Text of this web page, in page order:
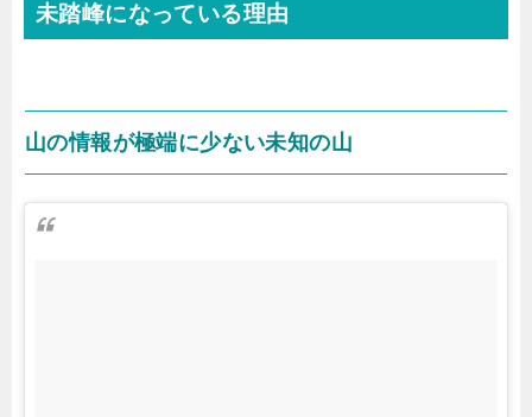
未踏峰になっている理由
山の情報が極端に少ない未知の山